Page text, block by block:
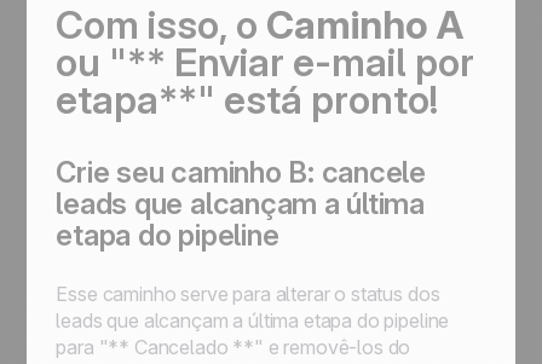
Com isso, o Caminho A
ou "** Enviar e-mail por
etapa**" está pronto!
Crie seu caminho B: cancele
leads que alcançam a última
etapa do pipeline
Esse caminho serve para alterar o status dos
leads que alcançam a última etapa do pipeline
para "** Cancelado **" e removê-los do